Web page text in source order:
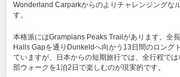
Wonderland Carparkからのよりチャレンジングな
す。
本格派にはGrampians Peaks Trailがあります。全
Halls Gapを通りDunkeldへ向かう13日間のロング
ていますが、日本からの短期旅行では、全行程で
部ウォークを1泊2日で楽しむのが現実的です。